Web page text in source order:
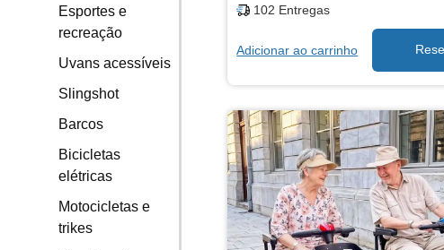
Esportes e
recreação
Uvans acessíveis
Slingshot
Barcos
Bicicletas
elétricas
Motocicletas e
trikes
102 Entregas
Adicionar ao carrinho